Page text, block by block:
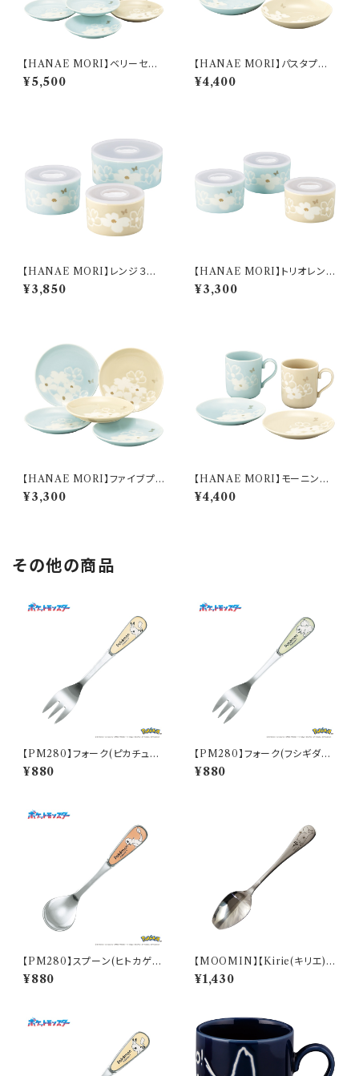
【HANAE MORI】ベリーセット
【MB6500】MB6500-52
¥5,500
【HANAE MORI】パスタプレ
ートセット【MB6500】MB650
0-184
¥4,400
【HANAE MORI】レンジ３点
セット【MB6500】MB6500-8
2-3
¥3,850
【HANAE MORI】トリオレンジ
セット【MB6500】MB6500-8
2-S3
¥3,300
【HANAE MORI】ファイブプレ
ートセット【MB6500】MB650
0-57
¥3,300
【HANAE MORI】モーニング
ペアセット【MB6500】MB650
0-17
¥4,400
その他の商品
【PM280】フォーク(ピカチュウ)
【Daily Sketch】PM284-851
¥880
【PM280】フォーク(フシギダネ)
【Daily Sketch】PM281-851
¥880
【PM280】スプーン(ヒトカゲ)
【Daily Sketch】PM282-850
¥880
【MOOMIN】【Kirie(キリエ)】
すくいやすいスプーン（ムーミン）
【MM9000】MM9001-863
¥1,430